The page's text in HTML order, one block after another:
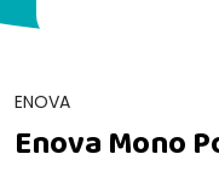
ENOVA
Enova Mono